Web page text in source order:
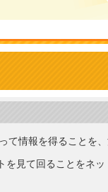
て情報を得ることを
を見て回ることをネ